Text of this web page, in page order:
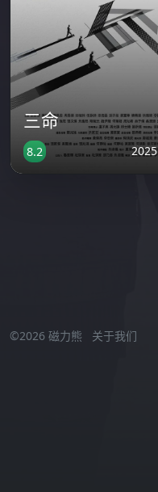
三命
8.2 2025
©2026 磁力熊 关于我们